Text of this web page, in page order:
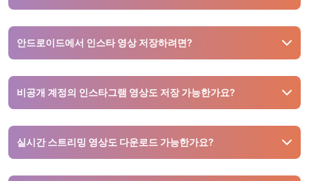
Safari 또는 브라우저로 snapinsta.ai에 접속 후 Instagram 링
크를 복사해 붙여넣고 다운로드 버튼을 눌러 저장하세요.
안드로이드에서 인스타 영상 저장하려면?
Chrome으로 Snapinsta 접속 후, Instagram 영상 링크를 붙여
넣고 다운로드 버튼을 누르면 저장됩니다.
비공개 계정의 인스타그램 영상도 저장 가능한가요?
아니요. Snapinsta는 비공개 계정의 콘텐츠 저장을 지원하지
않습니다.
실시간 스트리밍 영상도 다운로드 가능한가요?
스트리밍 중인 영상은 저장할 수 없으며, 방송 종료 후 공개 설